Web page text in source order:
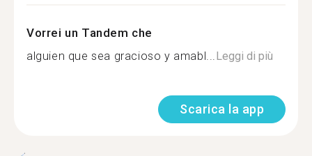
Vorrei un Tandem che
alguien que sea gracioso y amabl...Leggi di più
Scarica la app